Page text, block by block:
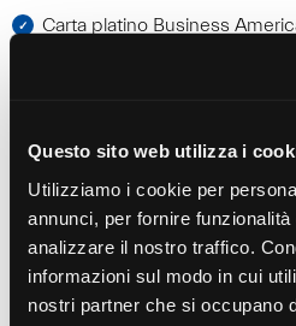
Questo sito web utilizza i
Utilizziamo i cookie per
annunci, per fornire
analizzare il nostro traffico.
informazioni sul modo in cui
nostri partner che si occupano
Carta platino Business
un’assicurazione sanitaria
Carta Platino Business American
Messaggio pubblicitario con
contrattuali consulta il